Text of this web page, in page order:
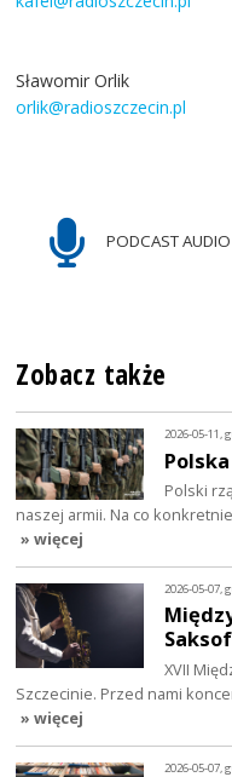
Sławomir Orlik
orlik@radioszczecin.pl
PODCAST AUDIO
Zobacz także
2026-05-11,
Polski
naszej armii. Na co
» więcej
2026-05-07,
XVII
Szczecinie. Przed nami
» więcej
2026-05-07,